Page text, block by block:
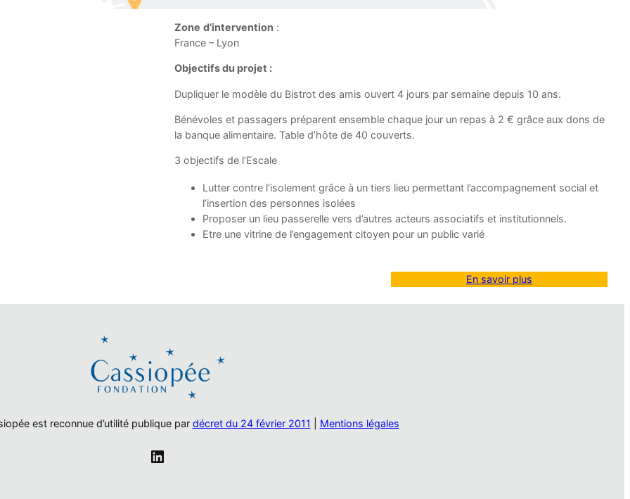
Zone d’intervention :
France – Lyon
Objectifs du projet :
Dupliquer le modèle du Bistrot des amis ouvert 4 jours par semaine depuis 10 ans.
Bénévoles et passagers préparent ensemble chaque jour un repas à 2 € grâce aux dons de
la banque alimentaire. Table d’hôte de 40 couverts.
3 objectifs de l’Escale
Lutter contre l’isolement grâce à un tiers lieu permettant l’accompagnement social et
l’insertion des personnes isolées
Proposer un lieu passerelle vers d’autres acteurs associatifs et institutionnels.
Etre une vitrine de l’engagement citoyen pour un public varié
En savoir plus
est reconnue d’utilité publique par décret du 24 février 2011 Mentions légales
LinkedIn